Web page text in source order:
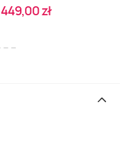
449,00 zł